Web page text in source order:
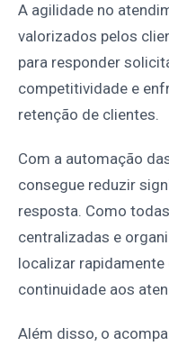
A agilidade no
valorizados pelos
para responder
competitividade e
retenção de clientes.
Com a automação
consegue reduzir
resposta. Como
centralizadas e
localizar
continuidade aos
Além disso, o